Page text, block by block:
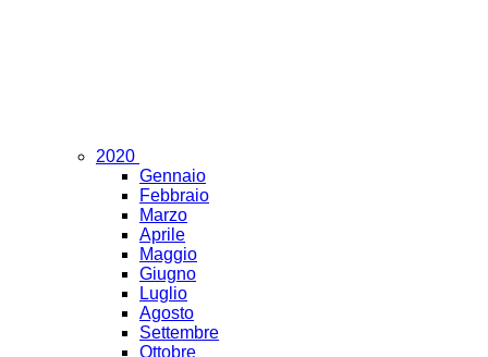
2020
Gennaio
Febbraio
Marzo
Aprile
Maggio
Giugno
Luglio
Agosto
Settembre
Ottobre